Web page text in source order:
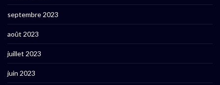
septembre 2023
août 2023
juillet 2023
juin 2023